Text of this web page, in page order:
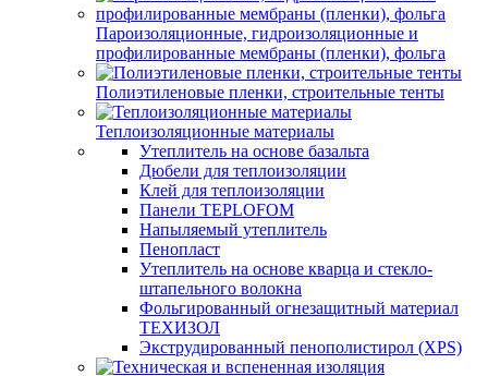
Пароизоляционные, гидроизоляционные и
профилированные мембраны (пленки), фольга
Полиэтиленовые пленки, строительные тенты
Теплоизоляционные материалы
Утеплитель на основе базальта
Дюбели для теплоизоляции
Клей для теплоизоляции
Панели TEPLOFOM
Напыляемый утеплитель
Пенопласт
Утеплитель на основе кварца и стекло-
штапельного волокна
Фольгированный огнезащитный материал
ТЕХИЗОЛ
Экструдированный пенополистирол (XPS)